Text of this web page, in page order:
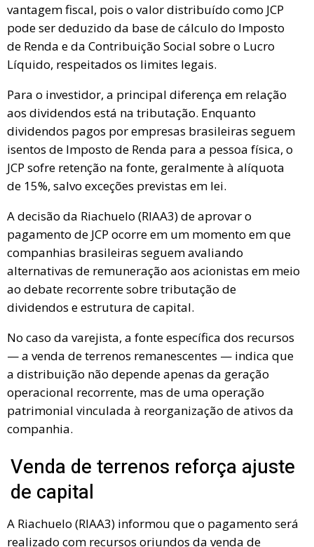
vantagem fiscal, pois o valor distribuído como JCP
pode ser deduzido da base de cálculo do Imposto
de Renda e da Contribuição Social sobre o Lucro
Líquido, respeitados os limites legais.
Para o investidor, a principal diferença em relação
aos dividendos está na tributação. Enquanto
dividendos pagos por empresas brasileiras seguem
isentos de Imposto de Renda para a pessoa física, o
JCP sofre retenção na fonte, geralmente à alíquota
de 15%, salvo exceções previstas em lei.
A decisão da Riachuelo (RIAA3) de aprovar o
pagamento de JCP ocorre em um momento em que
companhias brasileiras seguem avaliando
alternativas de remuneração aos acionistas em meio
ao debate recorrente sobre tributação de
dividendos e estrutura de capital.
No caso da varejista, a fonte específica dos recursos
— a venda de terrenos remanescentes — indica que
a distribuição não depende apenas da geração
operacional recorrente, mas de uma operação
patrimonial vinculada à reorganização de ativos da
companhia.
Venda de terrenos reforça ajuste
de capital
A Riachuelo (RIAA3) informou que o pagamento será
realizado com recursos oriundos da venda de